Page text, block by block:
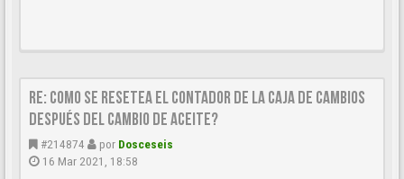
Re: Como se resetea el contador de la caja de cambios
después del cambio de aceite?
#214874 por Dosceseis
16 Mar 2021, 18:58